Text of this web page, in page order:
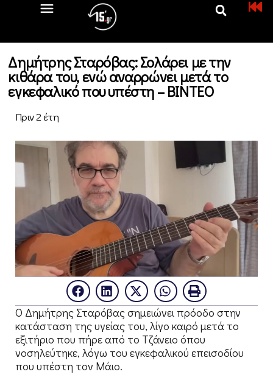
Δημήτρης Σταρόβας: Σολάρει με την
κιθάρα του, ενώ αναρρώνει μετά το
εγκεφαλικό που υπέστη – ΒΙΝΤΕΟ
Πριν 2 έτη
Ο Δημήτρης Σταρόβας σημειώνει πρόοδο στην
κατάσταση της υγείας του, λίγο καιρό μετά το
εξιτήριο που πήρε από το Τζάνειο όπου
νοσηλεύτηκε, λόγω του εγκεφαλικού επεισοδίου
που υπέστη τον Μάιο.